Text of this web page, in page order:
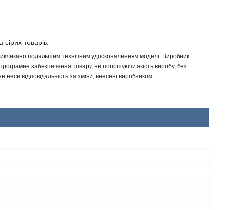
сірих товарів.
подальшим технічним удосконаленням моделі. Виробник
забезпечення товару, не погіршуючи якість виробу, без
відповідальність за зміни, внесені виробником.